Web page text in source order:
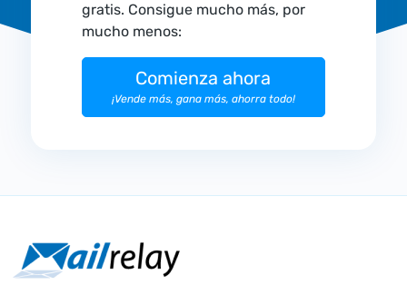
gratis. Consigue mucho más, por
mucho menos:
Comienza ahora
¡Vende más, gana más, ahorra todo!